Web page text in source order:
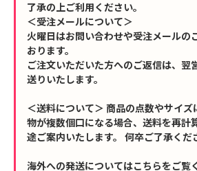
了承の上ご利用ください。
＜受注メールについて＞
火曜日はお問い合わせや受注メールの
おります。
ご注文いただいた方へのご返信は、翌
送りいたします。
＜送料について＞ 商品の点数やサイズ
物が複数個口になる場合、送料を再計
途ご案内いたします。 何卒ご了承くだ
海外への発送についてはこちらをご覧